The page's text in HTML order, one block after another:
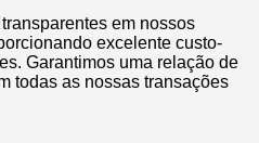
em nossos
excelente custo-
Garantimos uma relação de
todas as nossas transações